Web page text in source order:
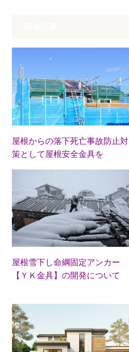
屋根からの落下死亡事故防止対
策として屋根安全金具を
屋根雪下し命綱固定アンカー
【ＹＫ金具】の開発について